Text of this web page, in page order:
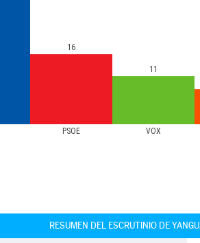
PSOE VOX
16
11
RESUMEN DEL ESCRUTINIO DE